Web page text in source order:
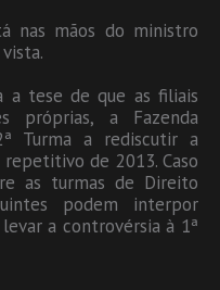
nas mãos do ministro
a tese de que as filiais
próprias, a Fazenda
Turma a rediscutir a
de 2013. Caso
as turmas de Direito
podem interpor
a controvérsia à 1ª